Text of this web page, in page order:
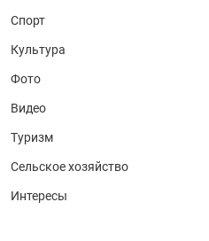
Спорт
Культура
Фото
Видео
Туризм
Сельское хозяйство
Интересы